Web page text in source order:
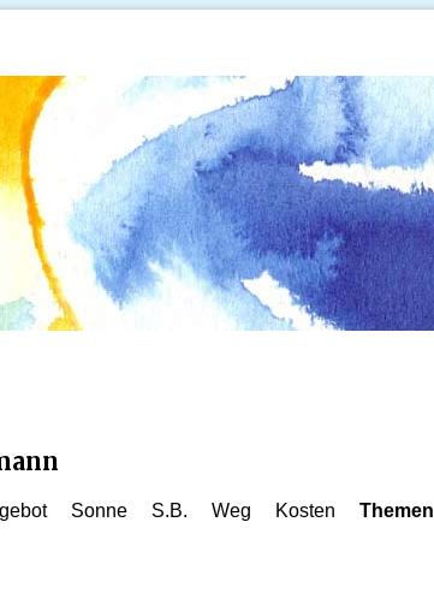
Sonne S.B. Weg Kosten Themen